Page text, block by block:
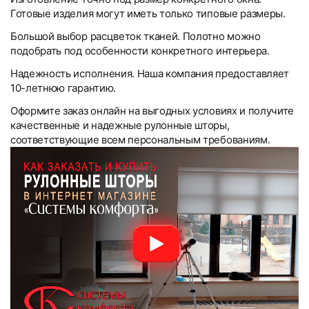
Готовые изделия могут иметь только типовые размеры.
Большой выбор расцветок тканей. Полотно можно
подобрать под особенности конкретного интерьера.
Надежность исполнения. Наша компания предоставляет
10-летнюю гарантию.
Оформите заказ онлайн на выгодных условиях и получите
качественные и надежные рулонные шторы,
соответствующие всем персональным требованиям.